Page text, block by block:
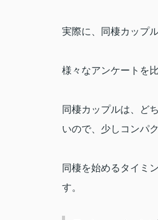
実際に、同棲カップ
様々なアンケートを
同棲カップルは、ど
いので、少しコンパ
同棲を始めるタイミ
す。